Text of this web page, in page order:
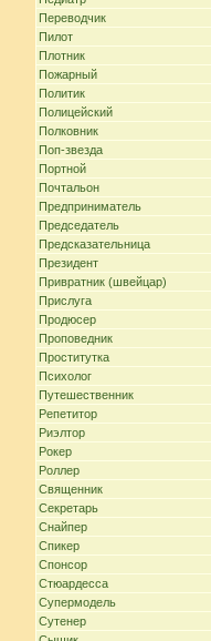
Переводчик
Пилот
Плотник
Пожарный
Политик
Полицейский
Полковник
Поп-звезда
Портной
Почтальон
Предприниматель
Председатель
Предсказательница
Президент
Привратник (швейцар)
Прислуга
Продюсер
Проповедник
Проститутка
Психолог
Путешественник
Репетитор
Риэлтор
Рокер
Роллер
Священник
Секретарь
Снайпер
Спикер
Спонсор
Стюардесса
Супермодель
Сутенер